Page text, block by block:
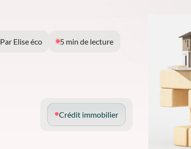
Par Elise éco 5 min de lecture
Crédit immobilier